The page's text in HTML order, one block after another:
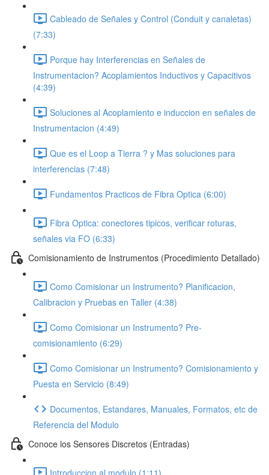
Cableado de Señales y Control (Conduit y canaletas)
(7:33)
Porque hay Interferencias en Señales de
Instrumentacion? Acoplamientos Inductivos y Capacitivos
(4:39)
Soluciones al Acoplamiento e induccion en señales de
Instrumentacion (4:49)
Que es el Loop a Tierra ? y Mas soluciones para
interferencias (7:48)
Fundamentos Practicos de Fibra Optica (6:00)
Fibra Optica: conectores tipicos, verificar roturas,
señales via FO (6:33)
Comisionamiento de Instrumentos (Procedimiento Detallado)
Como Comisionar un Instrumento? Planificacion,
Calibracion y Pruebas en Taller (4:38)
Como Comisionar un Instrumento? Pre-
comisionamiento (6:29)
Como Comisionar un Instrumento? Comisionamiento y
Puesta en Servicio (8:49)
Documentos, Estandares, Manuales, Formatos, etc de
Referencia del Modulo
Conoce los Sensores Discretos (Entradas)
Introduccion al modulo (1:11)